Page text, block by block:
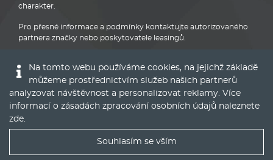
charakter.
Pro přesné informace a podmínky kontaktujte autorizovaného
partnera značky nebo poskytovatele leasingů.
Na tomto webu používáme cookies, na jejichž základě
můžeme prostřednictvím služeb našich partnerů
analyzovat návštěvnost a personalizovat reklamy. Více
informací o zásadách zpracování osobních údajů naleznete
zde.
Souhlasím se vším
Nejlepší nabídky operáku do Vašeho emailu